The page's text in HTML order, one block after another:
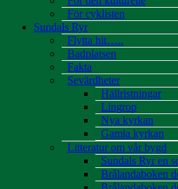
För cyklisten
Sundals Ryr
Flytta hit…..
Badplatsen
Fakta
Sevärdheter
Hällristningar
Lingrop
Nya kyrkan
Gamla kyrkan
Litteratur om vår bygd
Sundals Ryr en
Brålandaboken